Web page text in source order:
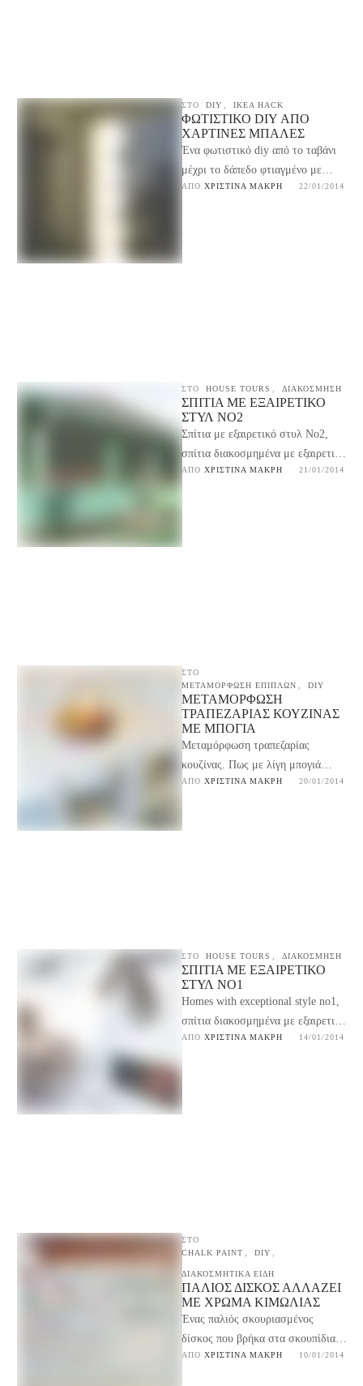
ΣΤΟ DIY IKEA HACK
ΦΩΤΙΣΤΙΚΌ DIY ΑΠΌ
ΧΆΡΤΙΝΕΣ ΜΠΆΛΕΣ
Ένα φωτιστικό diy από το ταβάνι
μέχρι το δάπεδο φτιαγμένο με
χάρτινες μπάλες φωτιστικά από το
ΑΠΌ ΧΡΙΣΤΊΝΑ ΜΑΚΡΉ 22/01/2014
ΣΤΟ HOUSE TOURS ΔΙΑΚΟΣΜΗΣΗ
ΣΠΊΤΙΑ ΜΕ ΕΞΑΙΡΕΤΙΚΌ
ΣΤΥΛ NO2
Σπίτια με εξαιρετικό στυλ No2,
σπίτια διακοσμημένα με εξαιρετικό
γούστο, ιδιαίτερα έπιπλα, για ιδέες
ΑΠΌ ΧΡΙΣΤΊΝΑ ΜΑΚΡΉ 21/01/2014
ΣΤΟ
ΜΕΤΑΜΟΡΦΩΣΗ ΕΠΙΠΛΩΝ
DIY
ΜΕΤΑΜΌΡΦΩΣΗ
ΤΡΑΠΕΖΑΡΊΑΣ ΚΟΥΖΊΝΑΣ
ΜΕ ΜΠΟΓΙΆ
Μεταμόρφωση τραπεζαρίας
κουζίνας. Πως με λίγη μπογιά
έβαψα την τραπεζαρία της κουζίνας
ΑΠΌ ΧΡΙΣΤΊΝΑ ΜΑΚΡΉ 20/01/2014
ΣΤΟ HOUSE TOURS ΔΙΑΚΟΣΜΗΣΗ
ΣΠΊΤΙΑ ΜΕ ΕΞΑΙΡΕΤΙΚΌ
ΣΤΥΛ NO1
Homes with exceptional style no1,
σπίτια διακοσμημένα με εξαιρετικό
γούστο, ιδιαίτερα έπιπλα μας
ΑΠΌ ΧΡΙΣΤΊΝΑ ΜΑΚΡΉ 14/01/2014
ΣΤΟ
CHALK PAINT
DIY
ΔΙΑΚΟΣΜΗΤΙΚΑ ΕΙΔΗ
ΠΑΛΙΌΣ ΔΊΣΚΟΣ ΑΛΛΆΖΕΙ
ΜΕ ΧΡΏΜΑ ΚΙΜΩΛΊΑΣ
Ένας παλιός σκουριασμένος
δίσκος που βρήκα στα σκουπίδια
έλαμψε στην κυριολεξία μετά την
ΑΠΌ ΧΡΙΣΤΊΝΑ ΜΑΚΡΉ 10/01/2014